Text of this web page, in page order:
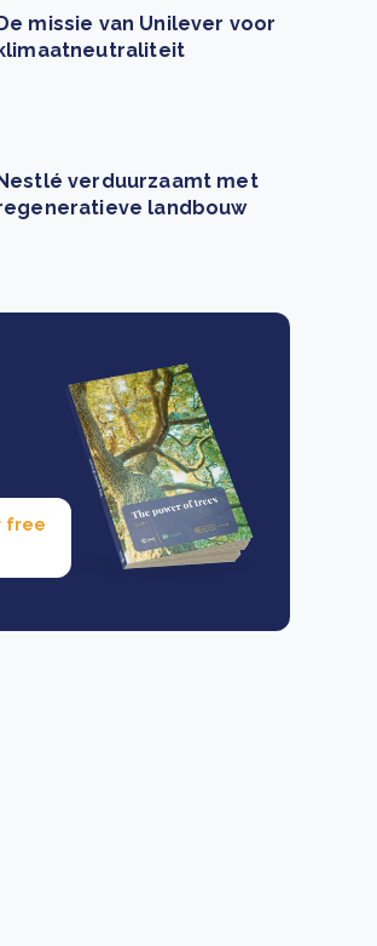
missie van Unilever voor
verduurzaamt met
landbouw
free